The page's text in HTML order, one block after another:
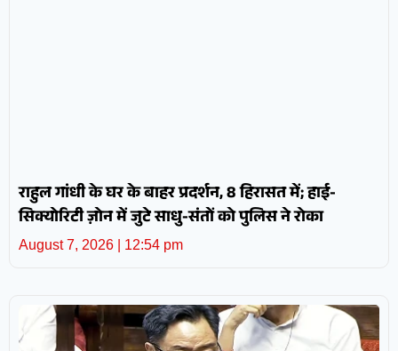
राहुल गांधी के घर के बाहर प्रदर्शन, 8 हिरासत में; हाई-
सिक्योरिटी ज़ोन में जुटे साधु-संतों को पुलिस ने रोका
August 7, 2026 12:54 pm